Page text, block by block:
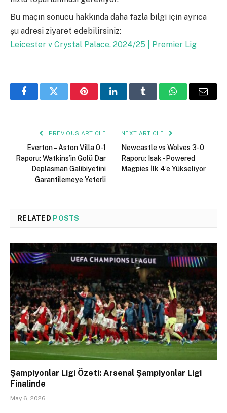
Bu maçın sonucu hakkında daha fazla bilgi için ayrıca
şu adresi ziyaret edebilirsiniz:
Leicester v Crystal Palace, 2024/25 | Premier Lig
FacebookTwitter PinterestLinkedInTumblr WhatsAppEmail
PREVIOUS ARTICLE
Everton – Aston Villa 0-1
Raporu: Watkins’in Golü Dar
Deplasman Galibiyetini
Garantilemeye Yeterli
NEXT ARTICLE
Newcastle vs Wolves 3-0
Raporu: Isak -Powered
Magpies İlk 4’e Yükseliyor
RELATED POSTS
Şampiyonlar Ligi Özeti: Arsenal Şampiyonlar Ligi
Finalinde
May 6, 2026